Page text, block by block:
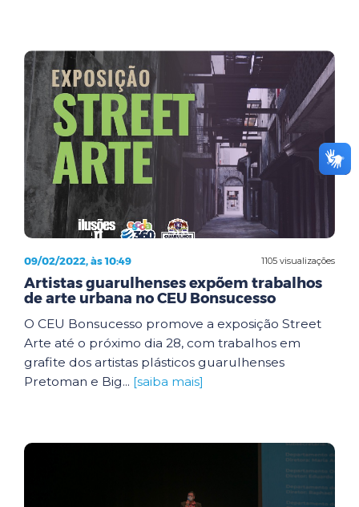
1105 visualizações
09/02/2022, às 10:49
Artistas guarulhenses expõem trabalhos
de arte urbana no CEU Bonsucesso
O CEU Bonsucesso promove a exposição Street
Arte até o próximo dia 28, com trabalhos em
grafite dos artistas plásticos guarulhenses
Pretoman e Big... [saiba mais]